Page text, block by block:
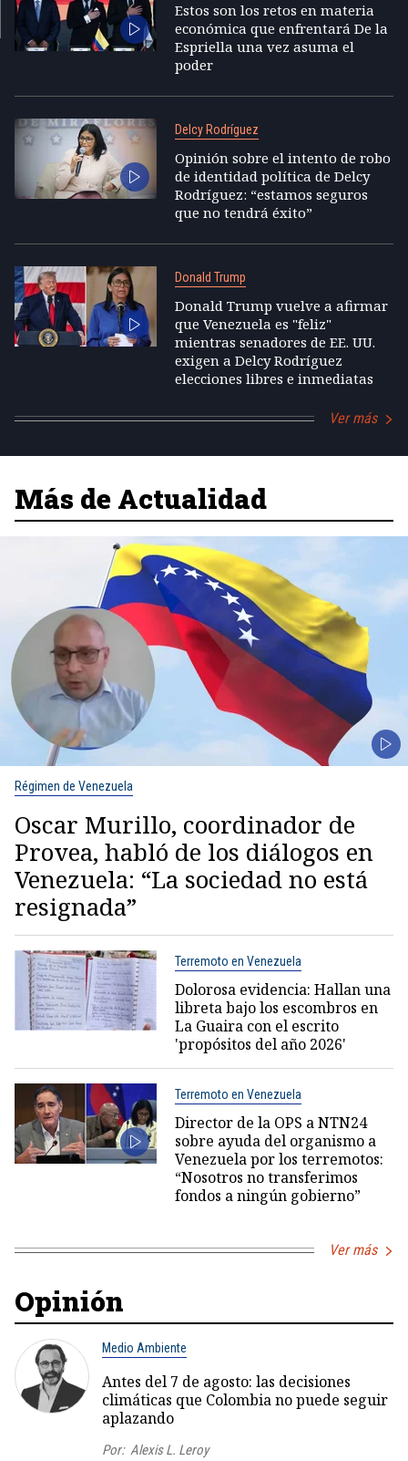
Estos son los retos en materia
económica que enfrentará De la
Espriella una vez asuma el
poder
Delcy Rodríguez
Opinión sobre el intento de robo
de identidad política de Delcy
Rodríguez: “estamos seguros
que no tendrá éxito”
Donald Trump
Donald Trump vuelve a afirmar
que Venezuela es "feliz"
mientras senadores de EE. UU.
exigen a Delcy Rodríguez
elecciones libres e inmediatas
Ver más
Más de Actualidad
Régimen de Venezuela
Oscar Murillo, coordinador de
Provea, habló de los diálogos en
Venezuela: “La sociedad no está
resignada”
Terremoto en Venezuela
Dolorosa evidencia: Hallan una
libreta bajo los escombros en
La Guaira con el escrito
'propósitos del año 2026'
Terremoto en Venezuela
Director de la OPS a NTN24
sobre ayuda del organismo a
Venezuela por los terremotos:
“Nosotros no transferimos
fondos a ningún gobierno”
Ver más
Opinión
Medio Ambiente
Antes del 7 de agosto: las decisiones
climáticas que Colombia no puede seguir
aplazando
Por: Alexis L. Leroy